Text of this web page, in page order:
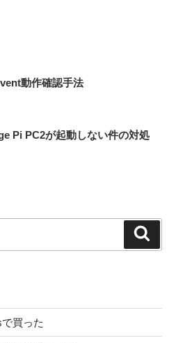
動作確認手法
Pi PC2が起動しない件の対処
買った